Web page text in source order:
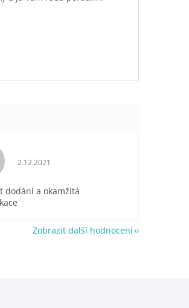
Hodnocení obchodu je 5 z 5 hvězdiček.
2.12.2021
dodání a okamžitá
Zobrazit další hodnocení